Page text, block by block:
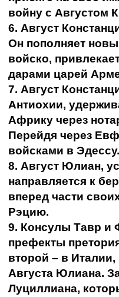
войну с Августом
6. Август
Он пополняет
войско,
дарами царей
7. Август
Антиохии,
Африку через
Перейдя через
войсками в Эдессу.
8. Август Юлиан,
направляется к
вперед части
Рэцию.
9. Консулы Тавр и
префекты
второй – в
Августа Юлиана.
Луциллиана,